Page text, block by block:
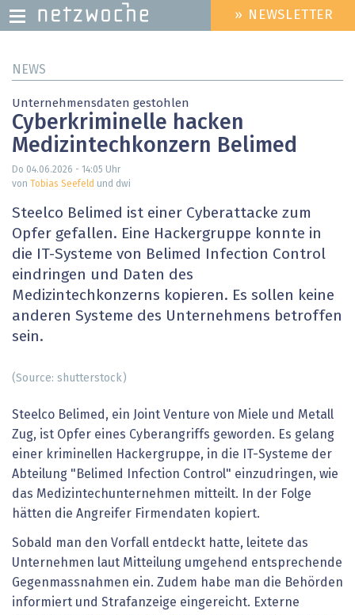
zum
HEADER
MENU
» NEWSLETTER
NEWS
Unternehmensdaten gestohlen
Cyberkriminelle hacken
Medizintechkonzern Belimed
Do 04.06.2026 - 14:05 Uhr
von
Tobias Seefeld und dwi
Steelco Belimed ist einer Cyberattacke zum
Opfer gefallen. Eine Hackergruppe konnte in
die IT-Systeme von Belimed Infection Control
eindringen und Daten des
Medizintechkonzerns kopieren. Es sollen keine
anderen Systeme des Unternehmens betroffen
sein.
(Source: shutterstock)
Steelco Belimed, ein Joint Venture von Miele und Metall
Zug, ist Opfer eines Cyberangriffs geworden. Es gelang
einer kriminellen Hackergruppe, in die IT-Systeme der
Abteilung "Belimed Infection Control" einzudringen, wie
das Medizintechunternehmen mitteilt. In der Folge
hätten die Angreifer Firmendaten kopiert.
Sobald man den Vorfall entdeckt hatte, leitete das
Unternehmen laut Mitteilung umgehend entsprechende
Gegenmassnahmen ein. Zudem habe man die Behörden
informiert und Strafanzeige eingereicht. Externe